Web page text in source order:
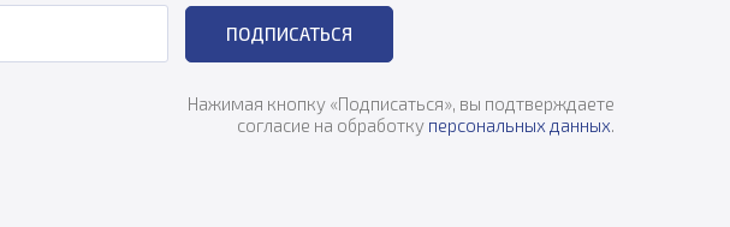
ПОДПИСАТЬСЯ
Нажимая кнопку «Подписаться», вы подтверждаете
согласие на обработку персональных данных.